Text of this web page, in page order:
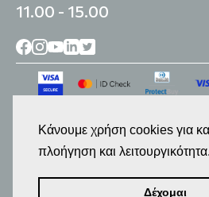
Κάνουμε χρήση cookies για
πλοήγηση και λειτουργικότητα.
Δέχομαι
11.00 - 15.00
© 2014-2026 Επεξεργασία Προσωπικών